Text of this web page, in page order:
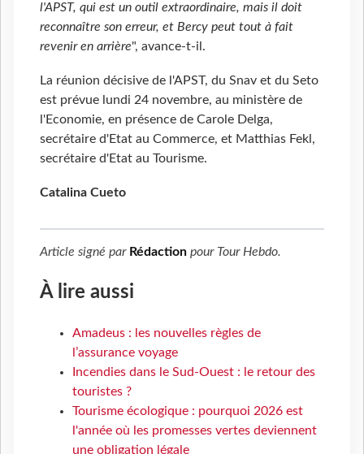
l'APST, qui est un outil extraordinaire, mais il doit
reconnaître son erreur, et Bercy peut tout à fait
revenir en arrière", avance-t-il.
La réunion décisive de l'APST, du Snav et du Seto
est prévue lundi 24 novembre, au ministère de
l'Economie, en présence de Carole Delga,
secrétaire d'Etat au Commerce, et Matthias Fekl,
secrétaire d'Etat au Tourisme.
Catalina Cueto
Article signé par Rédaction pour Tour Hebdo.
À lire aussi
Amadeus : les nouvelles règles de
l’assurance voyage
Incendies dans le Sud-Ouest : le retour des
touristes ?
Tourisme écologique : pourquoi 2026 est
l'année où les promesses vertes deviennent
une obligation légale